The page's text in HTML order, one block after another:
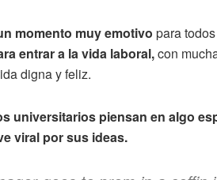
momento muy emotivo para
entrar a la vida laboral,con
digna y feliz.
universitarios piensan en algo
viral por sus ideas.